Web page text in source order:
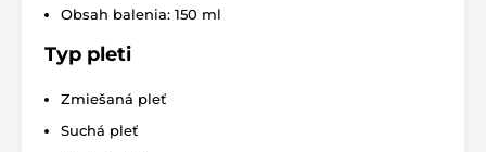
Obsah balenia: 150 ml
Typ pleti
Zmiešaná pleť
Suchá pleť